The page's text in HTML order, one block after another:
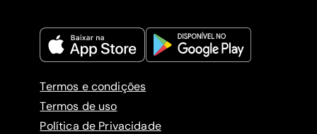
Termos e condições
Termos de uso
Política de Privacidade